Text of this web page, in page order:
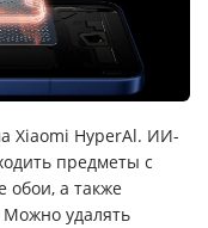
Xiaomi HyperAl. ИИ-
предметы с
обои, а также
Можно удалять